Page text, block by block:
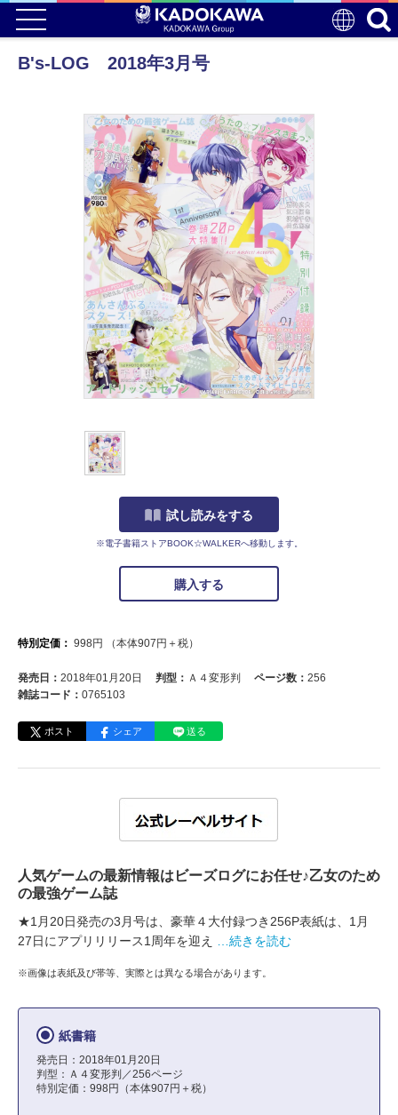
B's-LOG 2018年3月号
試し読みをする
※電子書籍ストアBOOK☆WALKERへ移動します。
購入する
特別定価： 998円 （本体907 円＋税）
発売日： 2018年01月20日 判型： Ａ４変形判 ページ数： 256
雑誌コード： 0765103
ポスト シェア 送る
人気ゲームの最新情報はビーズログにお任せ♪乙女のため
の最強ゲーム誌
★1月20日発売の3月号は、豪華４大付録つき256P表紙は、1月
27日にアプリリリース1周年を迎え
…続きを読む
※画像は表紙及び帯等、実際とは異なる場合があります。
紙書籍
発売日：2018年01月20日
判型：Ａ４変形判／256ページ
特別定価：998円（本体907円＋税）